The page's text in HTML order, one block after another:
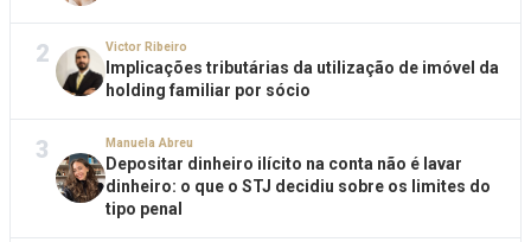
2 Victor Ribeiro
Implicações tributárias da utilização de imóvel da
holding familiar por sócio
3 Manuela Abreu
Depositar dinheiro ilícito na conta não é lavar
dinheiro: o que o STJ decidiu sobre os limites do
tipo penal